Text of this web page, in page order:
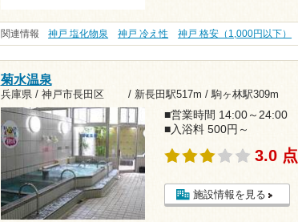
関連情報 神戸 塩化物泉 神戸 冷え性 神戸 格安（1,000円以下）
菊水温泉
兵庫県 / 神戸市長田区 / 新長田駅517m /駒ヶ林駅309m
■営業時間 14:00～24:00
■入浴料 500円～
3.0 点
施設情報を見る